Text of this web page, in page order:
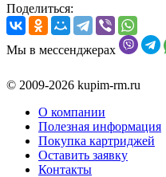
Поделиться:
Мы в мессенджерах
© 2009-2026 kupim-rm.ru
О компании
Полезная информация
Покупка картриджей
Оставить заявку
Контакты